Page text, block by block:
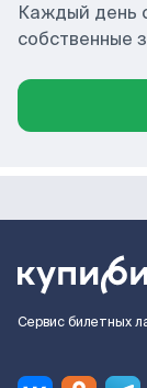
Каждый день
собственные
Сервис билетных